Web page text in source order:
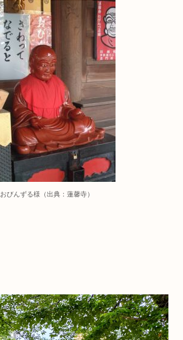
おびんずる様（出典：蓮馨寺）